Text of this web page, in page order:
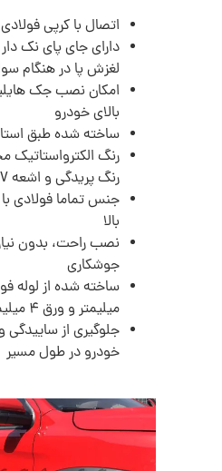
اتصال با کرپی
دارای جای پای نک دار
لغزش پا در هنگام
امکان نصب جک
بالای خودرو
ساخته شده طبق
رنگ الکترواستاتیک
رنگ پریدگی و اشعه UV
جنس تماما فولادی
بالا
نصب راحت، بدون
جوشکاری
میلیمتر و ورق 4 میلیمتری
جلوگیری از ساییدگی
خودرو در طول مسیر